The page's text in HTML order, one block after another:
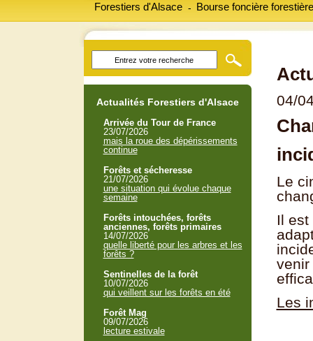
Forestiers d'Alsace Bourse foncière forestière
-
04/
Le
Il
venir
Les
Actualités Forestiers d'Alsace
Arrivée du Tour de France
23/07/2026
mais la roue des dépérissements
continue
Forêts et sécheresse
21/07/2026
une situation qui évolue chaque
semaine
Forêts intouchées, forêts
anciennes, forêts primaires
14/07/2026
quelle liberté pour les arbres et les
forêts ?
Sentinelles de la forêt
10/07/2026
qui veillent sur les forêts en été
Forêt Mag
09/07/2026
lecture estivale